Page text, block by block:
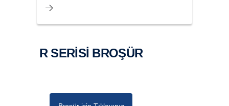
R SERİSİ BROŞÜR